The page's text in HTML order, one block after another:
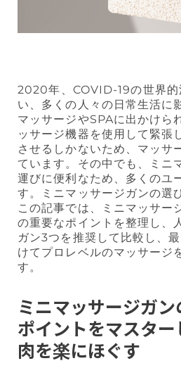
2020年、COVID-19の世界的
い、多くの人々の日常生活に
マッサージやSPAに出かけら
ッサージ機器を使用して緊張
させるしかないため、マッサ
ています。その中でも、ミニ
運びに便利なため、多くのユ
す。ミニマッサージガンの選
この記事では、ミニマッサー
の重要なポイントを整理し、
ガン3つを推奨して比較し、
けてプロレベルのマッサージ
す。
ミニマッサージガ
ポイントをマスタ
肉を楽にほぐす